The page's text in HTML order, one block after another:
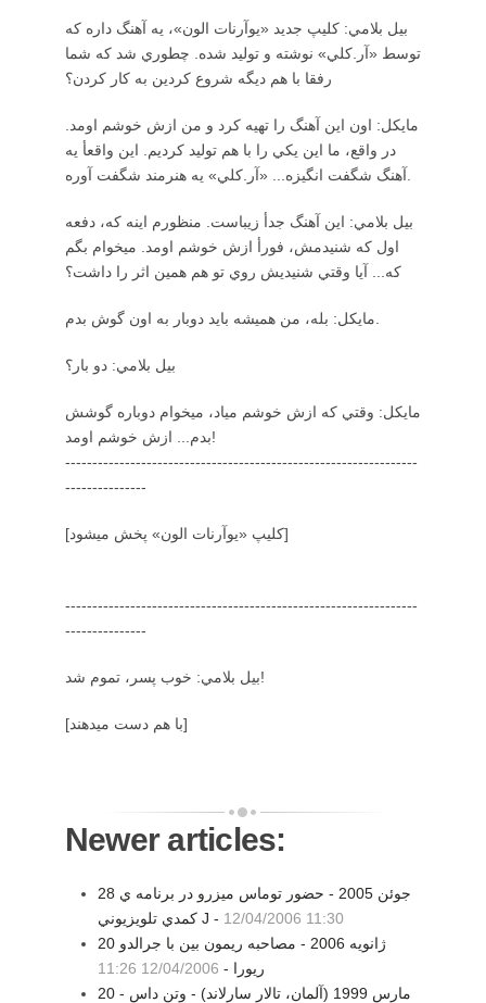
بيل بلامي: كليپ جديد «يوآرنات الون»، يه آهنگ داره كه
توسط «آر.كلي» نوشته و توليد شده. چطوري شد كه شما
رفقا با هم ديگه شروع كردين به كار كردن؟
مايكل: اون اين آهنگ را تهيه كرد و من ازش خوشم اومد.
در واقع، ما اين يكي را با هم توليد كرديم. اين واقعأ يه
بيل بلامي: اين آهنگ جدأ زيباست. منظورم اينه كه، دفعه
اول كه شنيدمش، فورأ ازش خوشم اومد. ميخوام بگم
كه... آيا وقتي شنيديش روي تو هم همين اثر را داشت؟
بيل بلامي: دو بار؟
مايكل: وقتي كه ازش خوشم مياد، ميخوام دوباره گوشش
بدم... ازش خوشم اومد!
-----------------------------------------------------------------
---------------
[كليپ «يوآرنات الون» پخش ميشود]
-----------------------------------------------------------------
---------------
بيل بلامي: خوب پسر، تموم شد!
[با هم دست ميدهند]
Newer articles:
28 جوئن 2005 - حضور توماس ميزرو در برنامه ي
كمدي تلويزيوني J - 12/04/2006 11:30
20 ژانویه 2006 - مصاحبه ریمون بین با جرالدو
ریورا - 12/04/2006 11:26
20 مارس 1999 (آلمان، تالار سارلاند) - وتن داس -